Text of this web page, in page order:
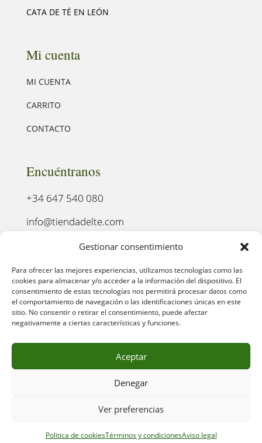
Gestionar consentimiento
Para ofrecer las mejores experiencias, utilizamos tecnologías como las
cookies para almacenar y/o acceder a la información del dispositivo. El
consentimiento de estas tecnologías nos permitirá procesar datos como
el comportamiento de navegación o las identificaciones únicas en este
sitio. No consentir o retirar el consentimiento, puede afectar
negativamente a ciertas características y funciones.
Aceptar
Denegar
Ver preferencias
Politica de cookiesTérminos y condicionesAviso legal
CATA DE TÉ EN LEÓN
Mi cuenta
MI CUENTA
CARRITO
CONTACTO
Encuéntranos
+34 647 540 080
info@tiendadelte.com
Punto oficial de recogida:
C. Pozo, 13, 24003. León
POLÍTICA DE PRIVACIDAD
POLÍTICA DE COMPRA
ENVÍO Y ENTREGA TÉRMINOS Y CONDICIONES